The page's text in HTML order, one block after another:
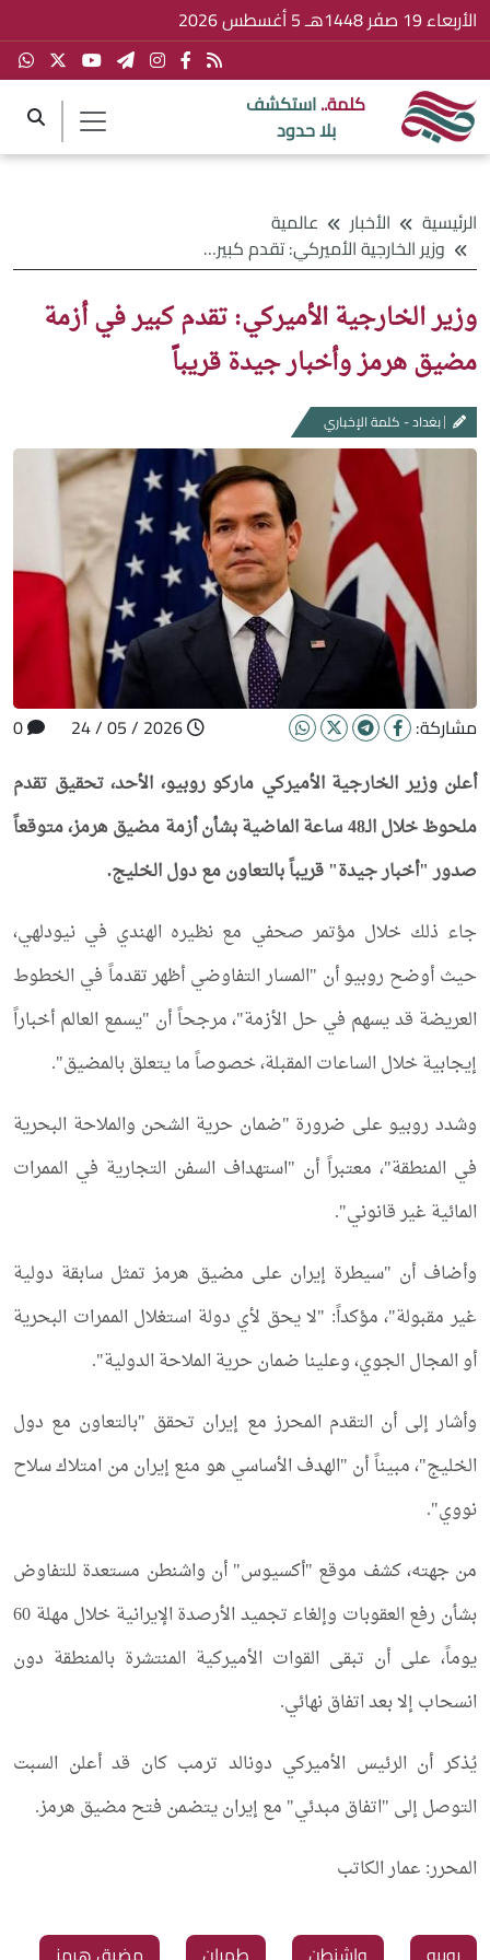
الأربعاء 19 صفَر 1448هـ 5 أغسطس 2026
كلمة..استكشف
بلا حدود
الرئيسية الأخبار
عالمية
وزير الخارجية الأميركي: تقدم كبير في أزمة مضيق هرمز وأخبار جيدة قريباً
وزير الخارجية الأميركي: تقدم كبير في أزمة
مضيق هرمز وأخبار جيدة قريباً
بغداد - كلمة الإخباري
مشاركة:
أعلن وزير الخارجية الأميركي ماركو روبيو، الأحد، تحقيق تقدم
ملحوظ خلال الـ48 ساعة الماضية بشأن أزمة مضيق هرمز، متوقعاً
صدور "أخبار جيدة" قريباً بالتعاون مع دول الخليج.
جاء ذلك خلال مؤتمر صحفي مع نظيره الهندي في نيودلهي،
حيث أوضح روبيو أن "المسار التفاوضي أظهر تقدماً في الخطوط
العريضة قد يسهم في حل الأزمة"، مرجحاً أن "يسمع العالم أخباراً
إيجابية خلال الساعات المقبلة، خصوصاً ما يتعلق بالمضيق".
وشدد روبيو على ضرورة "ضمان حرية الشحن والملاحة البحرية
في المنطقة"، معتبراً أن "استهداف السفن التجارية في الممرات
المائية غير قانوني".
وأضاف أن "سيطرة إيران على مضيق هرمز تمثل سابقة دولية
غير مقبولة"، مؤكداً: "لا يحق لأي دولة استغلال الممرات البحرية
أو المجال الجوي، وعلينا ضمان حرية الملاحة الدولية".
وأشار إلى أن التقدم المحرز مع إيران تحقق "بالتعاون مع دول
الخليج"، مبيناً أن "الهدف الأساسي هو منع إيران من امتلاك سلاح
نووي".
من جهته، كشف موقع "أكسيوس" أن واشنطن مستعدة للتفاوض
بشأن رفع العقوبات وإلغاء تجميد الأرصدة الإيرانية خلال مهلة 60
يوماً، على أن تبقى القوات الأميركية المنتشرة بالمنطقة دون
انسحاب إلا بعد اتفاق نهائي.
يُذكر أن الرئيس الأميركي دونالد ترمب كان قد أعلن السبت
التوصل إلى "اتفاق مبدئي" مع إيران يتضمن فتح مضيق هرمز.
المحرر: عمار الكاتب